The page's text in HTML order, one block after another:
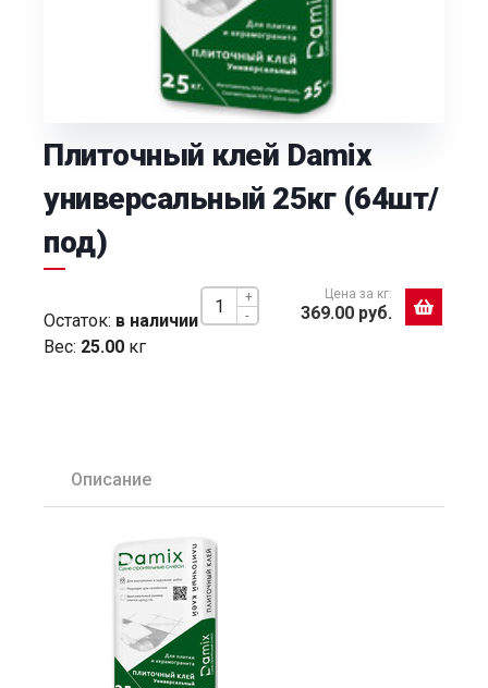
Плиточный клей Damix
универсальный 25кг (64шт/
под)
-
+ Цена за кг:
369.00 руб.
Остаток: в наличии
Вес: 25.00 кг
Описание